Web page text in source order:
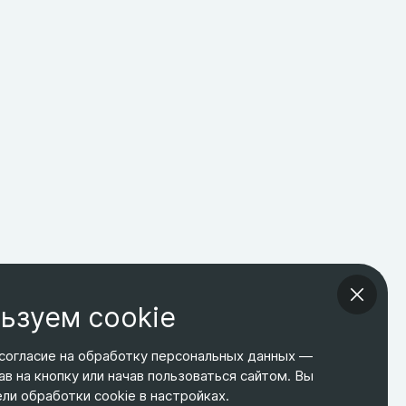
ТЕЛЕФОН
+7 495 266-65-67
ЭЛ. ПОЧТА
shop@relines.ru
АДРЕС
Москва, Гаражная 8
cookie
на обработку персональных данных —
на кнопку или начав пользоваться сайтом. Вы
обработки cookie в настройках.